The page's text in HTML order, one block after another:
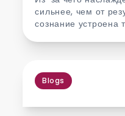
сильнее, чем от
сознание
Blogs